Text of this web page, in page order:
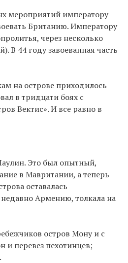
мероприятий императору
Британию. Императору
через несколько
В 44 году завоеванная часть
на острове приходилось
в тридцати боях с
Вектис». И все равно в
Это был опытный,
в Мавритании, а теперь
оставалась
Армению, толкала на
остров Мону и с
перевез пехотинцев;